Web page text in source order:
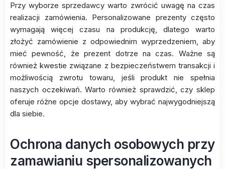
Przy wyborze sprzedawcy warto zwrócić uwagę na czas
realizacji zamówienia. Personalizowane prezenty często
wymagają więcej czasu na produkcję, dlatego warto
złożyć zamówienie z odpowiednim wyprzedzeniem, aby
mieć pewność, że prezent dotrze na czas. Ważne są
również kwestie związane z bezpieczeństwem transakcji i
możliwością zwrotu towaru, jeśli produkt nie spełnia
naszych oczekiwań. Warto również sprawdzić, czy sklep
oferuje różne opcje dostawy, aby wybrać najwygodniejszą
dla siebie.
Ochrona danych osobowych przy
zamawianiu spersonalizowanych